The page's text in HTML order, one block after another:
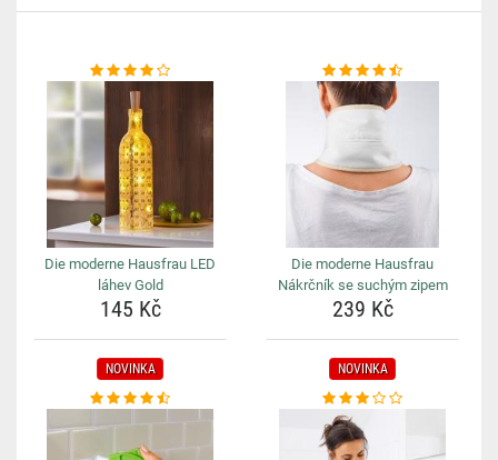
Die moderne Hausfrau LED
láhev Gold
145 Kč
Die moderne Hausfrau
Nákrčník se suchým zipem
239 Kč
NOVINKA NOVINKA